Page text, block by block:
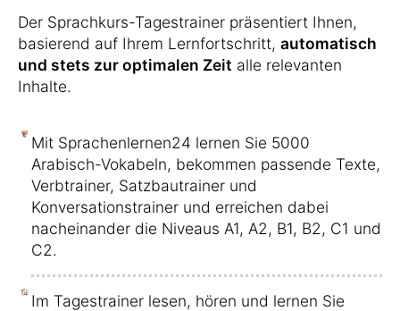
Der Sprachkurs-Tagestrainer präsentiert Ihnen,
basierend auf Ihrem Lernfortschritt, automatisch
und stets zur optimalen Zeit alle relevanten
Inhalte.
Mit Sprachenlernen24 lernen Sie 5000
Arabisch-Vokabeln, bekommen passende Texte,
Verbtrainer, Satzbautrainer und
Konversationstrainer und erreichen dabei
nacheinander die Niveaus A1, A2, B1, B2, C1 und
C2.
Im Tagestrainer lesen, hören und lernen Sie